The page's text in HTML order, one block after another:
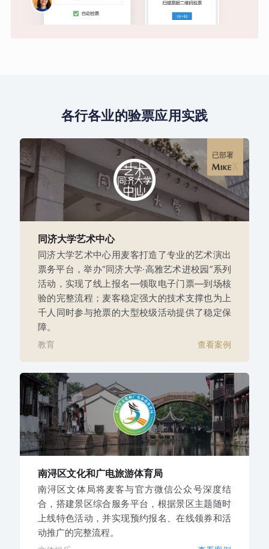
各行各业的验票应用实践
已部署
同济大学艺术中心
同济大学艺术中心用麦客打造了专业的艺术演出
票务平台，举办“同济大学·高雅艺术进校园”系列
活动，实现了线上报名—领取电子门票—到场核
验的完整流程；麦客稳定强大的技术支撑也为上
千人同时参与抢票的大型校级活动提供了稳定保
障。
教育 查看案例
南浔区文化和广电旅游体育局
南浔区文体局将麦客与官方微信公众号深度结
合，搭建景区综合服务平台，根据景区主题随时
上线特色活动，并实现预约报名、在线领券和活
动推广的完整流程。